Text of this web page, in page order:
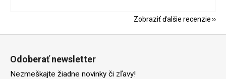
Zobraziť ďalšie recenzie
Odoberať newsletter
Nezmeškajte žiadne novinky či zľavy!